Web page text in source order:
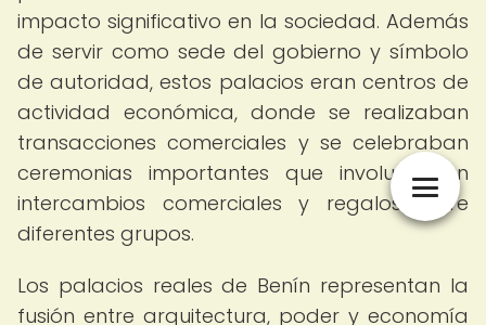
impacto significativo en la sociedad. Además
de servir como sede del gobierno y símbolo
de autoridad, estos palacios eran centros de
actividad económica, donde se realizaban
transacciones comerciales y se celebraban
ceremonias importantes que involucraban
intercambios comerciales y regalos entre
diferentes grupos.
Los palacios reales de Benín representan la
fusión entre arquitectura, poder y economía